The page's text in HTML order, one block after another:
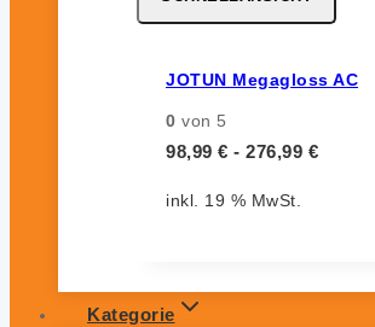
JOTUN Megagloss AC
0 von 5
98,99 € - 276,99 €
inkl. 19 % MwSt.
Kategorie